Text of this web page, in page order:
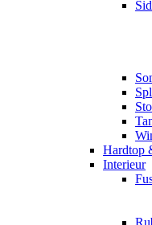
Hardtop
Interieur